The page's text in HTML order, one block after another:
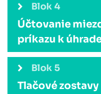
Blok 4
Účtovanie
príkazu k
zaúčtovanie miezd
Blok 5
Tlačové zostavy